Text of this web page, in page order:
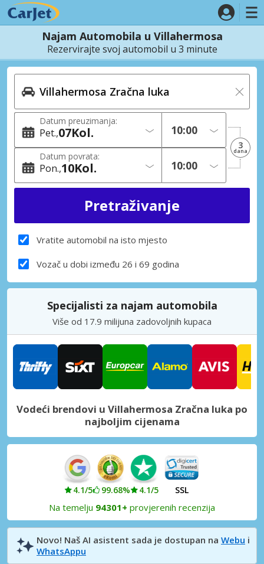
Najam Automobila u Villahermosa
Rezervirajte svoj automobil u 3 minute
Datum preuzimanja:
Pet. 07Kol.
Datum povrata:
Pon. 10Kol.
3
dana
Vratite automobil na isto mjesto
Vozač u dobi između 26 i 69 godina
Specijalisti za najam automobila
Više od 17.9 milijuna zadovoljnih kupaca
Vodeći brendovi u Villahermosa Zračna luka po
najboljim cijenama
4.1/5 99.68% 4.1/5 SSL
Na temelju 94301+ provjerenih recenzija
Novo! Naš AI asistent sada je dostupan na Webu i
WhatsAppu